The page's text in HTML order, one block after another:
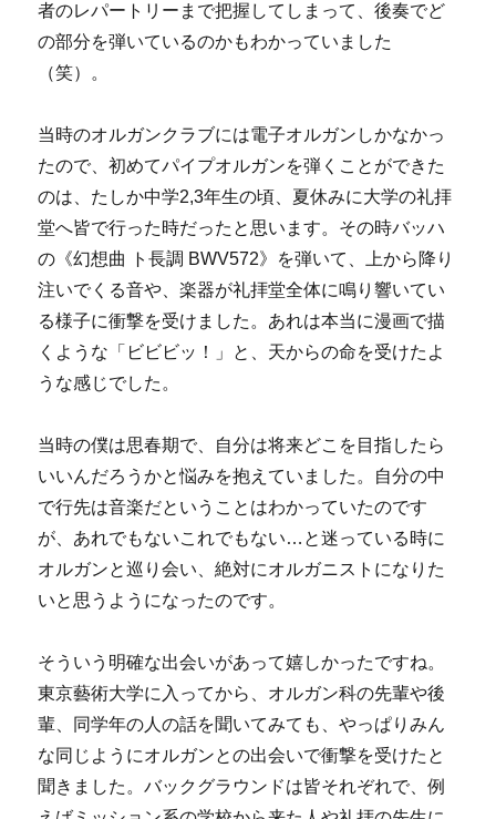
者のレパートリーまで把握してしまって、後奏でど
の部分を弾いているのかもわかっていました
（笑）。
当時のオルガンクラブには電子オルガンしかなかっ
たので、初めてパイプオルガンを弾くことができた
のは、たしか中学2,3年生の頃、夏休みに大学の礼拝
堂へ皆で行った時だったと思います。その時バッハ
の《幻想曲 ト長調 BWV572》を弾いて、上から降り
注いでくる音や、楽器が礼拝堂全体に鳴り響いてい
る様子に衝撃を受けました。あれは本当に漫画で描
くような「ビビビッ！」と、天からの命を受けたよ
うな感じでした。
当時の僕は思春期で、自分は将来どこを目指したら
いいんだろうかと悩みを抱えていました。自分の中
で行先は音楽だということはわかっていたのです
が、あれでもないこれでもない…と迷っている時に
オルガンと巡り会い、絶対にオルガニストになりた
いと思うようになったのです。
そういう明確な出会いがあって嬉しかったですね。
東京藝術大学に入ってから、オルガン科の先輩や後
輩、同学年の人の話を聞いてみても、やっぱりみん
な同じようにオルガンとの出会いで衝撃を受けたと
聞きました。バックグラウンドは皆それぞれで、例